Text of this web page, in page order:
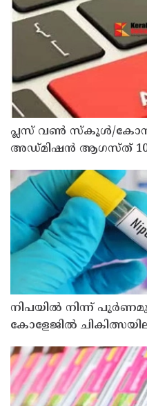
പ്ലസ് വൺ സ്‌കൂൾ/
അഡ്മിഷൻ ആഗസ്ത് 10,
നിപയിൽ നിന്ന്
കോളേജിൽ